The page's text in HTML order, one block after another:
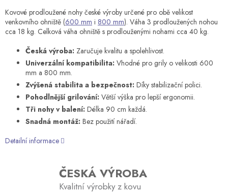
Kovové prodloužené nohy české výroby určené pro obě velikost
venkovního ohniště (600 mm i 800 mm). Váha 3 prodloužených nohou
cca 18 kg. Celková váha ohniště s prodlouženými nohami cca 40 kg.
Česká výroba: Zaručuje kvalitu a spolehlivost.
Univerzální kompatibilita: Vhodné pro grily o velikosti 600
mm a 800 mm.
Zvýšená stabilita a bezpečnost: Díky stabilizační polici.
Pohodlnější grilování: Větší výška pro lepší ergonomii.
Tři nohy v balení: Délka 90 cm každá.
Snadná montáž: Bez použití nářadí.
Detailní informace
ČESKÁ VÝROBA
Kvalitní výrobky z kovu